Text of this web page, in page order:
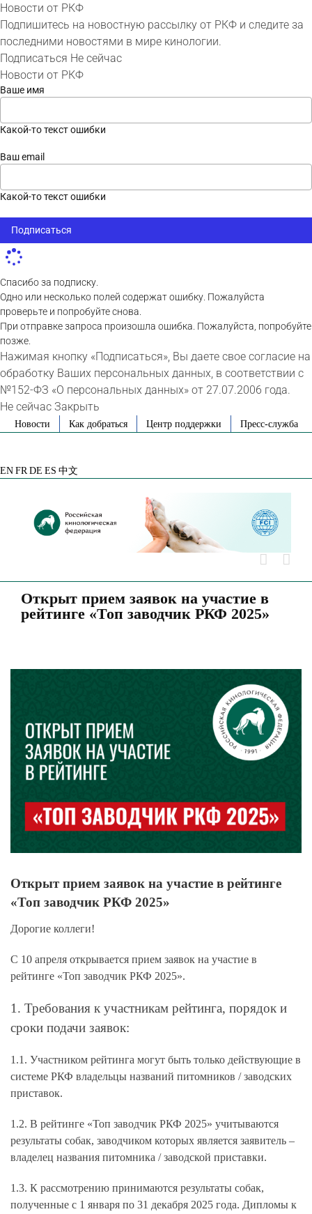
Новости от РКФ
Подпишитесь на новостную рассылку от РКФ и следите за
последними новостями в мире кинологии.
Подписаться Не сейчас
Новости от РКФ
Ваше имя
Какой-то текст ошибки
Ваш email
Какой-то текст ошибки
Подписаться
Спасибо за подписку.
Одно или несколько полей содержат ошибку. Пожалуйста
проверьте и попробуйте снова.
При отправке запроса произошла ошибка. Пожалуйста, попробуйте
позже.
Нажимая кнопку «Подписаться», Вы даете свое согласие на
обработку Ваших персональных данных, в соответствии с
№152-ФЗ «О персональных данных» от 27.07.2006 года.
Не сейчас Закрыть
SkipНовости Как добраться Центр поддержки Пресс-служба
EN FR DE ES 中文
Открыт прием заявок на участие в
рейтинге «Топ заводчик РКФ 2025»
Открыт прием заявок на участие в рейтинге
«Топ заводчик РКФ 2025»
Дорогие коллеги!
С 10 апреля открывается прием заявок на участие в
рейтинге «Топ заводчик РКФ 2025».
1. Требования к участникам рейтинга, порядок и
сроки подачи заявок:
1.1. Участником рейтинга могут быть только действующие в
системе РКФ владельцы названий питомников / заводских
приставок.
1.2. В рейтинге «Топ заводчик РКФ 2025» учитываются
результаты собак, заводчиком которых является заявитель –
владелец названия питомника / заводской приставки.
1.3. К рассмотрению принимаются результаты собак,
полученные с 1 января по 31 декабря 2025 года. Дипломы к